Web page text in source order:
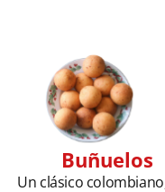
Buñuelos
Un clásico